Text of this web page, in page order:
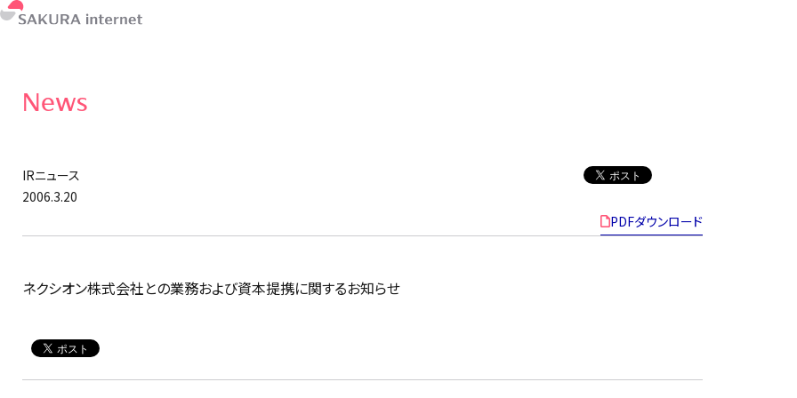
News
IRニュース
2006.3.20
PDFダウンロード
ネクシオン株式会社との業務および資本提携に関するお知らせ